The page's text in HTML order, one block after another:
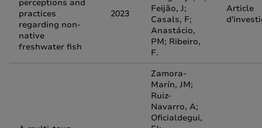
perceptions and
practices
regarding non-
native
freshwater fish
2023
Feijão, J;
Casals, F;
Anastácio,
PM; Ribeiro,
F.
Article
Zamora-
Marín, JM;
Ruiz-
Navarro, A;
Oficialdegui,